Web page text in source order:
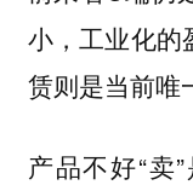
小，工业化的
赁则是当前唯
产品不好“卖